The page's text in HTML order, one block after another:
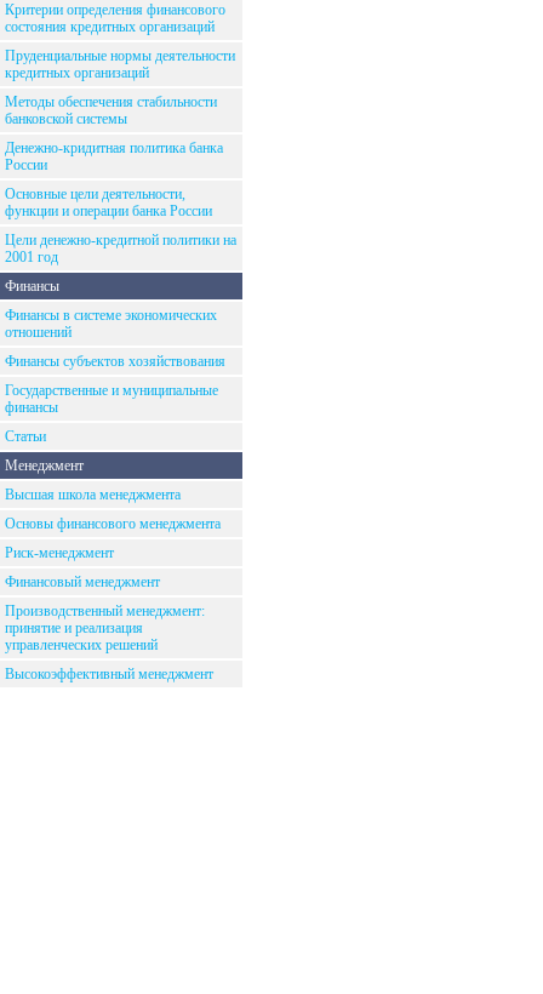
Критерии определения финансового
состояния кредитных организаций
Пруденциальные нормы деятельности
кредитных организаций
Методы обеспечения стабильности
банковской системы
Денежно-кридитная политика банка
России
Основные цели деятельности,
функции и операции банка России
Цели денежно-кредитной политики на
2001 год
Финансы
Финансы в системе экономических
отношений
Финансы субъектов хозяйствования
Государственные и муниципальные
финансы
Статьи
Менеджмент
Высшая школа менеджмента
Основы финансового менеджмента
Риск-менеджмент
Финансовый менеджмент
Производственный менеджмент:
принятие и реализация
управленческих решений
Высокоэффективный менеджмент